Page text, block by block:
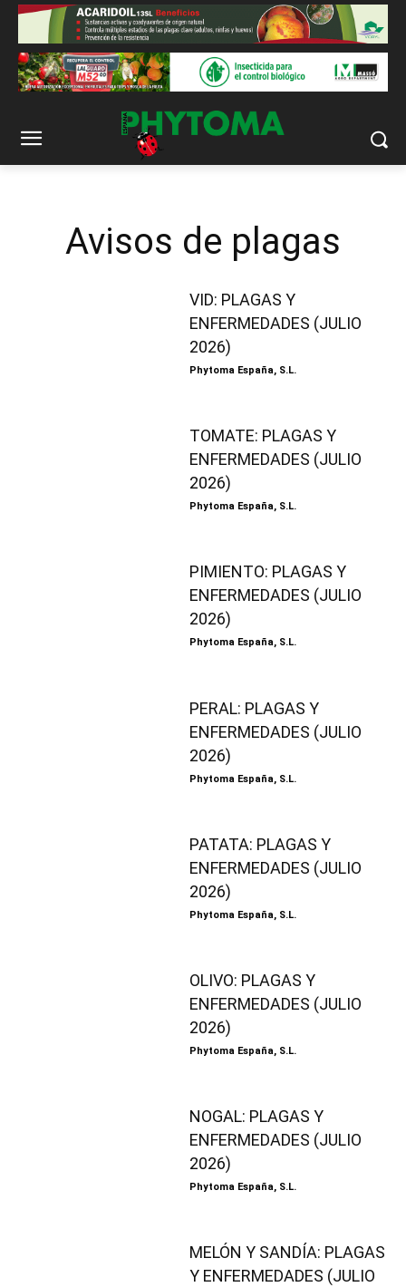
Avisos de plagas
VID: PLAGAS Y
ENFERMEDADES (JULIO
2026)
Phytoma España, S.L.
TOMATE: PLAGAS Y
ENFERMEDADES (JULIO
2026)
Phytoma España, S.L.
PIMIENTO: PLAGAS Y
ENFERMEDADES (JULIO
2026)
Phytoma España, S.L.
PERAL: PLAGAS Y
ENFERMEDADES (JULIO
2026)
Phytoma España, S.L.
PATATA: PLAGAS Y
ENFERMEDADES (JULIO
2026)
Phytoma España, S.L.
OLIVO: PLAGAS Y
ENFERMEDADES (JULIO
2026)
Phytoma España, S.L.
NOGAL: PLAGAS Y
ENFERMEDADES (JULIO
2026)
Phytoma España, S.L.
MELÓN Y SANDÍA: PLAGAS
Y ENFERMEDADES (JULIO